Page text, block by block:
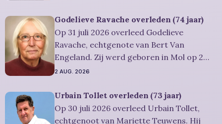
werd 84 jaar. Rouwbericht Severens: De
uitvaartdienst zal in besloten kring
plaatshebben. U kan Miet
Godelieve Ravache overleden (74 jaar)
Op 31 juli 2026 overleed Godelieve
Ravache, echtgenote van Bert Van
Engeland. Zij werd geboren in Mol op 2
juni 1952 en is overleden in Lommel op 31
werd 74 jaar. Rouwbericht Severens: De
afscheidsviering heeft plaats in besloten
kring. U kan
2 AUG. 2026
Urbain Tollet overleden (73 jaar)
Op 30 juli 2026 overleed Urbain Tollet,
echtgenoot van Mariette Teuwens. Hij